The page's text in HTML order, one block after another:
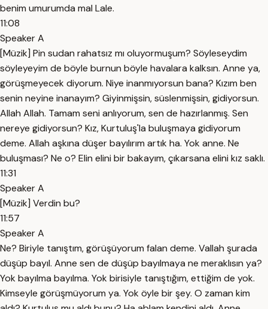
benim umurumda mal Lale.
11:08
Speaker A
[Müzik] Pin sudan rahatsız mı oluyormuşum? Söyleseydim
söyleyeyim de böyle burnun böyle havalara kalksın. Anne ya,
görüşmeyecek diyorum. Niye inanmıyorsun bana? Kızım ben
senin neyine inanayım? Giyinmişsin, süslenmişsin, gidiyorsun.
Allah Allah. Tamam seni anlıyorum, sen de hazırlanmış. Sen
nereye gidiyorsun? Kız, Kurtuluş'la buluşmaya gidiyorum
deme. Allah aşkına düşer bayılırım artık ha. Yok anne. Ne
buluşması? Ne o? Elin elini bir bakayım, çıkarsana elini kız saklı.
11:31
Speaker A
[Müzik] Verdin bu?
11:57
Speaker A
Ne? Biriyle tanıştım, görüşüyorum falan deme. Vallah şurada
düşüp bayıl. Anne sen de düşüp bayılmaya ne meraklısın ya?
Yok bayılma bayılma. Yok birisiyle tanıştığım, ettiğim de yok.
Kimseyle görüşmüyorum ya. Yok öyle bir şey. O zaman kim